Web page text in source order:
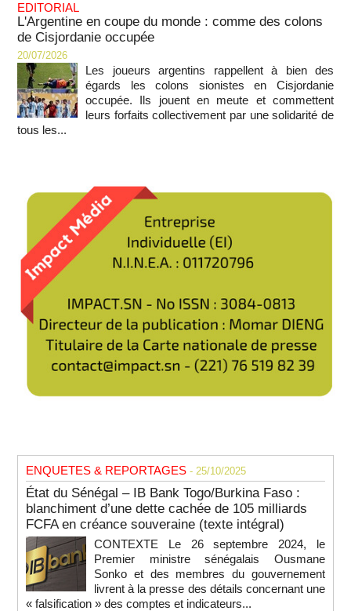
EDITORIAL
L'Argentine en coupe du monde : comme des colons
de Cisjordanie occupée
20/07/2026
Les joueurs argentins rappellent à bien des
égards les colons sionistes en Cisjordanie
occupée. Ils jouent en meute et commettent
leurs forfaits collectivement par une solidarité de
tous les...
ENQUETES & REPORTAGES - 25/10/2025
État du Sénégal – IB Bank Togo/Burkina Faso :
blanchiment d’une dette cachée de 105 milliards
FCFA en créance souveraine (texte intégral)
CONTEXTE Le 26 septembre 2024, le
Premier ministre sénégalais Ousmane
Sonko et des membres du gouvernement
livrent à la presse des détails concernant une
« falsification » des comptes et indicateurs...